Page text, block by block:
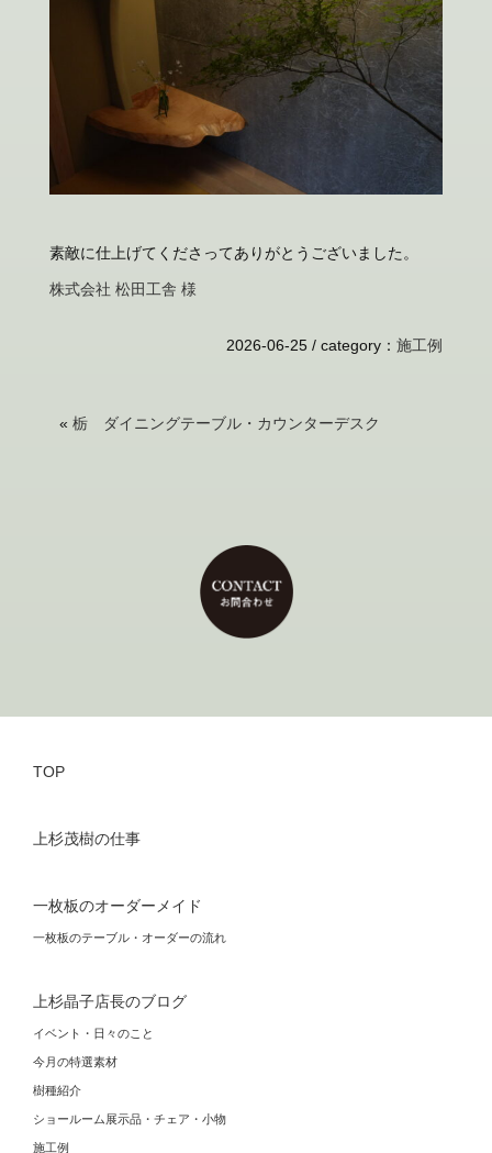
素敵に仕上げてくださってありがとうございました。
株式会社 松田工舎 様
2026-06-25 /category ：施工例
« 栃 ダイニングテーブル・カウンターデスク
TOP
上杉茂樹の仕事
一枚板のオーダーメイド
一枚板のテーブル・オーダーの流れ
上杉晶子店長のブログ
イベント・日々のこと
今月の特選素材
樹種紹介
ショールーム展示品・チェア・小物
施工例